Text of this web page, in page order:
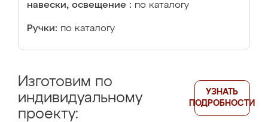
навески, освещение : по каталогу
Ручки: по каталогу
Изготовим по
индивидуальному
проекту:
УЗНАТЬ
ПОДРОБНОСТИ